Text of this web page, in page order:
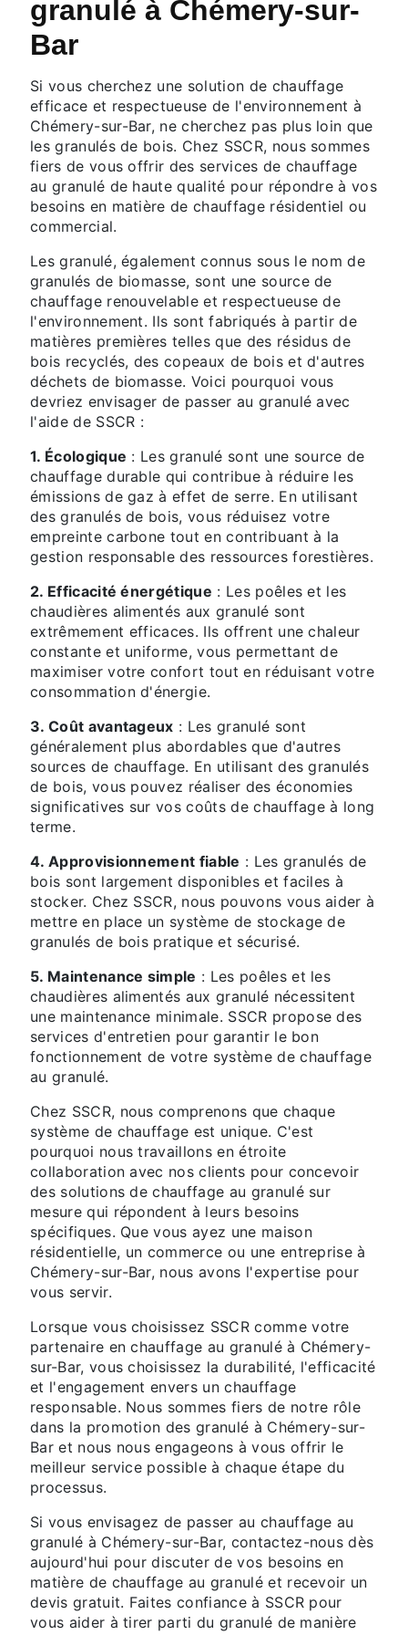
granulé à Chémery-sur-
Bar
Si vous cherchez une solution de chauffage
efficace et respectueuse de l'environnement à
Chémery-sur-Bar, ne cherchez pas plus loin que
les granulés de bois. Chez SSCR, nous sommes
fiers de vous offrir des services de chauffage
au granulé de haute qualité pour répondre à vos
besoins en matière de chauffage résidentiel ou
commercial.
Les granulé, également connus sous le nom de
granulés de biomasse, sont une source de
chauffage renouvelable et respectueuse de
l'environnement. Ils sont fabriqués à partir de
matières premières telles que des résidus de
bois recyclés, des copeaux de bois et d'autres
déchets de biomasse. Voici pourquoi vous
devriez envisager de passer au granulé avec
l'aide de SSCR :
1. Écologique : Les granulé sont une source de
chauffage durable qui contribue à réduire les
émissions de gaz à effet de serre. En utilisant
des granulés de bois, vous réduisez votre
empreinte carbone tout en contribuant à la
gestion responsable des ressources forestières.
2. Efficacité énergétique : Les poêles et les
chaudières alimentés aux granulé sont
extrêmement efficaces. Ils offrent une chaleur
constante et uniforme, vous permettant de
maximiser votre confort tout en réduisant votre
consommation d'énergie.
3. Coût avantageux : Les granulé sont
généralement plus abordables que d'autres
sources de chauffage. En utilisant des granulés
de bois, vous pouvez réaliser des économies
significatives sur vos coûts de chauffage à long
terme.
4. Approvisionnement fiable : Les granulés de
bois sont largement disponibles et faciles à
stocker. Chez SSCR, nous pouvons vous aider à
mettre en place un système de stockage de
granulés de bois pratique et sécurisé.
5. Maintenance simple : Les poêles et les
chaudières alimentés aux granulé nécessitent
une maintenance minimale. SSCR propose des
services d'entretien pour garantir le bon
fonctionnement de votre système de chauffage
au granulé.
Chez SSCR, nous comprenons que chaque
système de chauffage est unique. C'est
pourquoi nous travaillons en étroite
collaboration avec nos clients pour concevoir
des solutions de chauffage au granulé sur
mesure qui répondent à leurs besoins
spécifiques. Que vous ayez une maison
résidentielle, un commerce ou une entreprise à
Chémery-sur-Bar, nous avons l'expertise pour
vous servir.
Lorsque vous choisissez SSCR comme votre
partenaire en chauffage au granulé à Chémery-
sur-Bar, vous choisissez la durabilité, l'efficacité
et l'engagement envers un chauffage
responsable. Nous sommes fiers de notre rôle
dans la promotion des granulé à Chémery-sur-
Bar et nous nous engageons à vous offrir le
meilleur service possible à chaque étape du
processus.
Si vous envisagez de passer au chauffage au
granulé à Chémery-sur-Bar, contactez-nous dès
aujourd'hui pour discuter de vos besoins en
matière de chauffage au granulé et recevoir un
devis gratuit. Faites confiance à SSCR pour
vous aider à tirer parti du granulé de manière